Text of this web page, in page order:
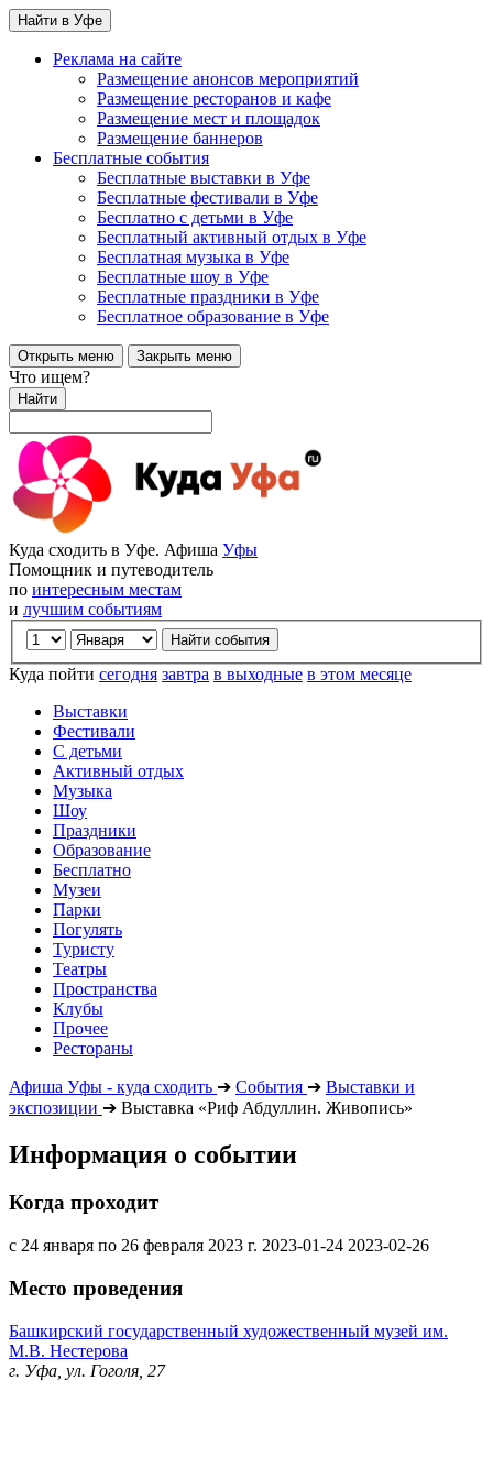
Найти в Уфе
Реклама на сайте
Размещение анонсов мероприятий
Размещение ресторанов и кафе
Размещение мест и площадок
Размещение баннеров
Бесплатные события
Бесплатные выставки в Уфе
Бесплатные фестивали в Уфе
Бесплатно с детьми в Уфе
Бесплатный активный отдых в Уфе
Бесплатная музыка в Уфе
Бесплатные шоу в Уфе
Бесплатные праздники в Уфе
Бесплатное образование в Уфе
Открыть меню Закрыть меню
Что ищем?
Найти
Куда сходить в Уфе. Афиша Уфы
Помощник и путеводитель
по интересным местам
и лучшим событиям
Куда пойти сегодня завтра в выходные в этом месяце
Выставки
Фестивали
С детьми
Активный отдых
Музыка
Шоу
Праздники
Образование
Бесплатно
Музеи
Парки
Погулять
Туристу
Театры
Пространства
Клубы
Прочее
Рестораны
Афиша Уфы - куда сходить ➔ События ➔ Выставки и
экспозиции ➔ Выставка «Риф Абдуллин. Живопись»
Информация о событии
Когда проходит
с 24 января по 26 февраля 2023 г. 2023-01-24 2023-02-26
Место проведения
Башкирский государственный художественный музей им.
М.В. Нестерова
г. Уфа, ул. Гоголя, 27